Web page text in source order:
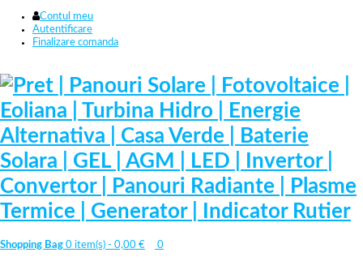
Contul meu
Autentificare
Finalizare comanda
Shopping Bag 0 item(s) - 0,00 € 0